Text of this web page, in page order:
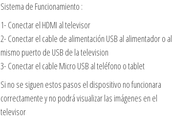
Sistema de Funcionamiento :
1- Conectar el HDMI al televisor
2- Conectar el cable de alimentación USB al alimentador o al
mismo puerto de USB de la television
3- Conectar el cable Micro USB al teléfono o tablet
Si no se siguen estos pasos el dispositivo no funcionara
correctamente y no podrá visualizar las imágenes en el
televisor